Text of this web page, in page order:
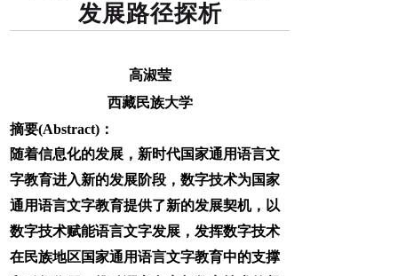
发展路径探析
高淑莹
西藏民族大学
摘要(Abstract)：
随着信息化的发展，新时代国家通用语言文
字教育进入新的发展阶段，数字技术为国家
通用语言文字教育提供了新的发展契机，以
数字技术赋能语言文字发展，发挥数字技术
在民族地区国家通用语言文字教育中的支撑